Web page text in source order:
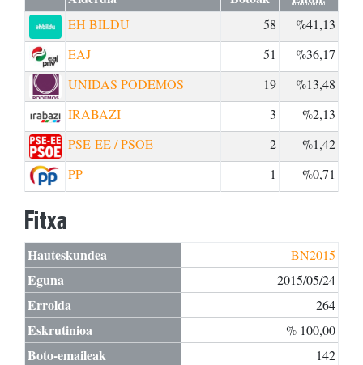
EH BILDU 58
%41,13
EAJ
51
%36,17
UNIDAS PODEMOS
19
%13,48
IRABAZI
3
%2,13
PSE-EE / PSOE
2
%1,42
PP
1 %0,71
Fitxa
Hauteskundea BN2015
Eguna 2015/05/24
Errolda 264
Eskrutinioa % 100,00
Boto-emaileak 142